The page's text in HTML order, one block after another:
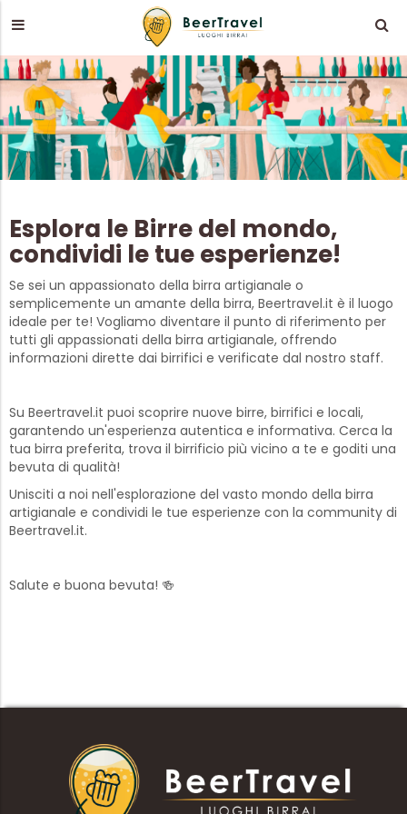
Esplora le Birre del mondo,
condividi le tue esperienze!
Se sei un appassionato della birra artigianale o
semplicemente un amante della birra, Beertravel.it è il luogo
ideale per te! Vogliamo diventare il punto di riferimento per
tutti gli appassionati della birra artigianale, offrendo
informazioni dirette dai birrifici e verificate dal nostro staff.
Su Beertravel.it puoi scoprire nuove birre, birrifici e locali,
garantendo un'esperienza autentica e informativa. Cerca la
tua birra preferita, trova il birrificio più vicino a te e goditi una
bevuta di qualità!
Unisciti a noi nell'esplorazione del vasto mondo della birra
artigianale e condividi le tue esperienze con la community di
Beertravel.it.
Salute e buona bevuta! 🍻